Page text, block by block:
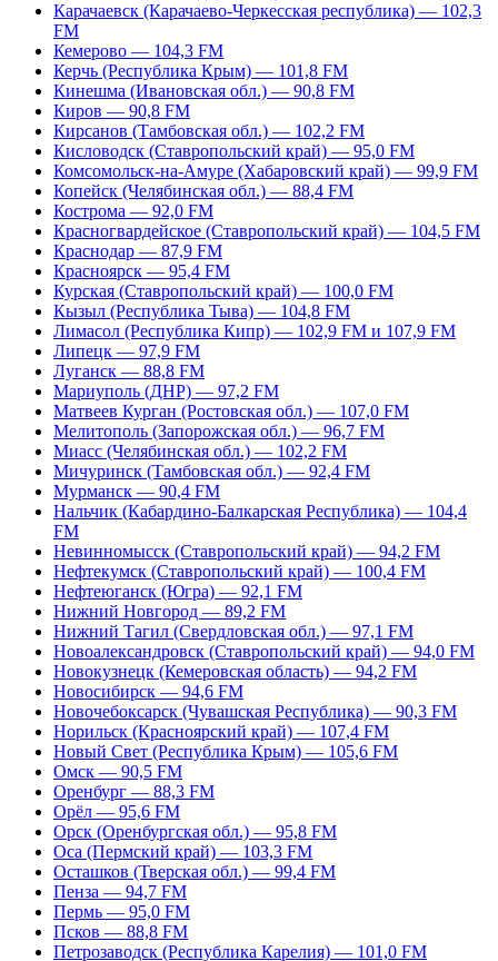
Карачаевск (Карачаево-Черкесская республика) — 102,3
FM
Кемерово — 104,3 FM
Керчь (Республика Крым) — 101,8 FM
Кинешма (Ивановская обл.) — 90,8 FM
Киров — 90,8 FM
Кирсанов (Тамбовская обл.) — 102,2 FM
Кисловодск (Ставропольский край) — 95,0 FM
Комсомольск-на-Амуре (Хабаровский край) — 99,9 FM
Копейск (Челябинская обл.) — 88,4 FM
Кострома — 92,0 FM
Красногвардейское (Ставропольский край) — 104,5 FM
Краснодар — 87,9 FM
Красноярск — 95,4 FM
Курская (Ставропольский край) — 100,0 FM
Кызыл (Республика Тыва) — 104,8 FM
Лимасол (Республика Кипр) — 102,9 FM и 107,9 FM
Липецк — 97,9 FM
Луганск — 88,8 FM
Мариуполь (ДНР) — 97,2 FM
Матвеев Курган (Ростовская обл.) — 107,0 FM
Мелитополь (Запорожская обл.) — 96,7 FM
Миасс (Челябинская обл.) — 102,2 FM
Мичуринск (Тамбовская обл.) — 92,4 FM
Мурманск — 90,4 FM
Нальчик (Кабардино-Балкарская Республика) — 104,4
FM
Невинномысск (Ставропольский край) — 94,2 FM
Нефтекумск (Ставропольский край) — 100,4 FM
Нефтеюганск (Югра) — 92,1 FM
Нижний Новгород — 89,2 FM
Нижний Тагил (Свердловская обл.) — 97,1 FM
Новоалександровск (Ставропольский край) — 94,0 FM
Новокузнецк (Кемеровская область) — 94,2 FM
Новосибирск — 94,6 FM
Новочебоксарск (Чувашская Республика) — 90,3 FM
Норильск (Красноярский край) — 107,4 FM
Новый Свет (Республика Крым) — 105,6 FM
Омск — 90,5 FM
Оренбург — 88,3 FM
Орёл — 95,6 FM
Орск (Оренбургская обл.) — 95,8 FM
Оса (Пермский край) — 103,3 FM
Осташков (Тверская обл.) — 99,4 FM
Пенза — 94,7 FM
Пермь — 95,0 FM
Псков — 88,8 FM
Петрозаводск (Республика Карелия) — 101,0 FM